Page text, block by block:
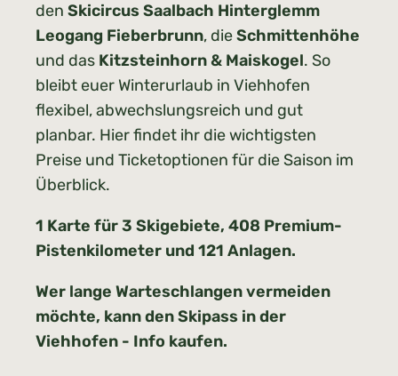
den Skicircus Saalbach Hinterglemm
Leogang Fieberbrunn, dieSchmittenhöhe
und das Kitzsteinhorn & Maiskogel. So
bleibt euer Winterurlaub in Viehhofen
flexibel, abwechslungsreich und gut
planbar. Hier findet ihr die wichtigsten
Preise und Ticketoptionen für die Saison im
Überblick.
1 Karte für 3 Skigebiete, 408 Premium-
Pistenkilometer und 121 Anlagen.
Wer lange Warteschlangen vermeiden
möchte, kann den Skipass in der
Viehhofen - Info kaufen.